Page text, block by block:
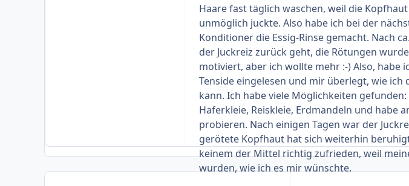
Haare fast täglich waschen, weil die
unmöglich juckte. Also habe ich bei der
Konditioner die Essig-Rinse gemacht. Nach
der Juckreiz zurück geht, die Rötungen
motiviert, aber ich wollte mehr :-) Also, habe
Tenside eingelesen und mir überlegt, wie
kann. Ich habe viele Möglichkeiten
Haferkleie, Reiskleie, Erdmandeln und habe
probieren. Nach einigen Tagen war der
gerötete Kopfhaut hat sich weiterhin
keinem der Mittel richtig zufrieden, weil
wurden, wie ich es mir wünschte.